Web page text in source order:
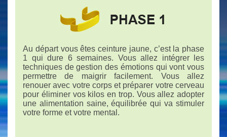
Au départ vous êtes ceinture jaune, c’est la phase
1 qui dure 6 semaines. Vous allez intégrer les
techniques de gestion des émotions qui vont vous
permettre de maigrir facilement. Vous allez
renouer avec votre corps et préparer votre cerveau
pour éliminer vos kilos en trop. Vous allez adopter
une alimentation saine, équilibrée qui va stimuler
votre forme et votre mental.